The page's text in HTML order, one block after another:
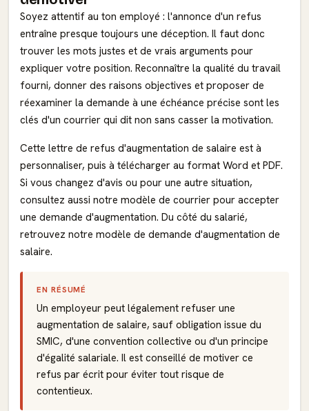
Soyez attentif au ton employé : l'annonce d'un refus
entraîne presque toujours une déception. Il faut donc
trouver les mots justes et de vrais arguments pour
expliquer votre position. Reconnaître la qualité du travail
fourni, donner des raisons objectives et proposer de
réexaminer la demande à une échéance précise sont les
clés d'un courrier qui dit non sans casser la motivation.
Cette lettre de refus d'augmentation de salaire est à
personnaliser, puis à télécharger au format Word et PDF.
Si vous changez d'avis ou pour une autre situation,
consultez aussi notre modèle de courrier pour accepter
une demande d'augmentation. Du côté du salarié,
retrouvez notre modèle de demande d'augmentation de
salaire.
EN RÉSUMÉ
Un employeur peut légalement refuser une
augmentation de salaire, sauf obligation issue du
SMIC, d'une convention collective ou d'un principe
d'égalité salariale. Il est conseillé de motiver ce
refus par écrit pour éviter tout risque de
contentieux.